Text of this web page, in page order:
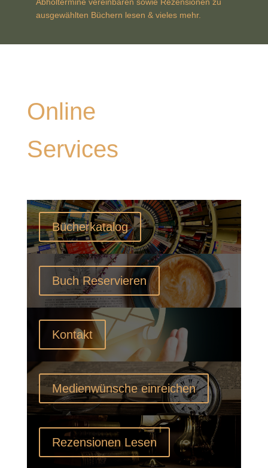
ausgewählten Büchern lesen & vieles mehr.
Online
Services
Bücherkatalog
Buch Reservieren
Kontakt
Medienwünsche einreichen
Rezensionen Lesen